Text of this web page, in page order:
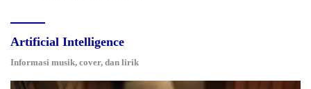
Artificial Intelligence
Informasi musik, cover, dan lirik